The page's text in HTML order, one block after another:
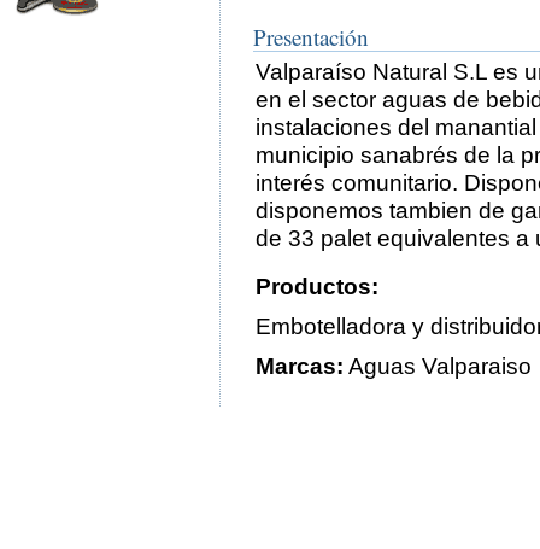
Presentación
Valparaíso Natural S.L es
en el sector aguas de
instalaciones del
municipio sanabrés de la
interés comunitario.
disponemos tambien de
de 33 palet equivalentes a
Productos:
Embotelladora y
Marcas: Aguas Valparaiso